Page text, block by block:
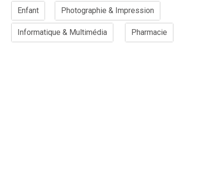
Enfant Photographie & Impression
Informatique & Multimédia Pharmacie